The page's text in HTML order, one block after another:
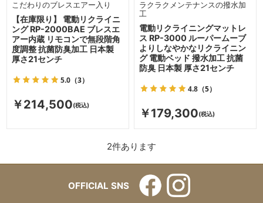
【在庫限り】 電動リクライニ
ング RP-2000BAE ブレスエ
アー内蔵 リモコンで無段階角
度調整 抗菌防臭加工 日本製
厚さ21センチ
5.0 （3）
こだわりのブレスエアー入り
￥214,500
電動リクライニングマットレ
ス RP-3000 ルーパームーブ
よりしなやかなリクライニン
グ 電動ベッド 撥水加工 抗菌
防臭 日本製 厚さ21センチ
4.8（5）
ラクラクメンテナンスの撥水加
工
￥179,300
2件あります
OFFICIAL SNS